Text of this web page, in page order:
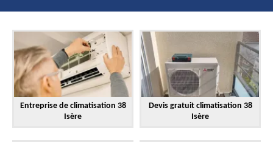
Entreprise de climatisation 38
Isère
Devis gratuit climatisation 38
Isère